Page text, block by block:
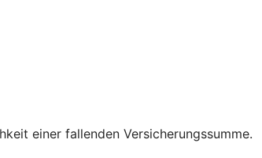
einer fallenden Versicherungssumme.